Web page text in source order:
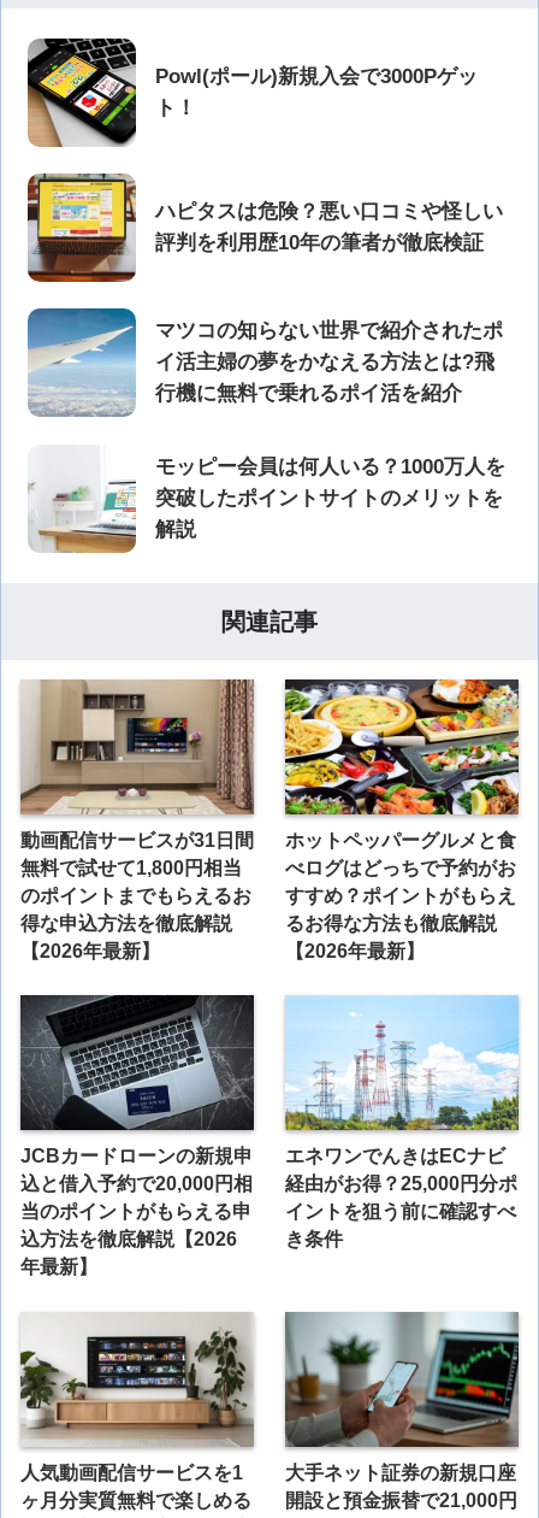
Powl(ポール)新規入会で3000Pゲッ
ト！
ハピタスは危険？悪い口コミや怪しい
評判を利用歴10年の筆者が徹底検証
マツコの知らない世界で紹介されたポ
イ活主婦の夢をかなえる方法とは?飛
行機に無料で乗れるポイ活を紹介
モッピー会員は何人いる？1000万人を
突破したポイントサイトのメリットを
解説
関連記事
動画配信サービスが31日間
無料で試せて1,800円相当
のポイントまでもらえるお
得な申込方法を徹底解説
【2026年最新】
ホットペッパーグルメと食
べログはどっちで予約がお
すすめ？ポイントがもらえ
るお得な方法も徹底解説
【2026年最新】
JCBカードローンの新規申
込と借入予約で20,000円相
当のポイントがもらえる申
込方法を徹底解説【2026
年最新】
エネワンでんきはECナビ
経由がお得？25,000円分ポ
イントを狙う前に確認すべ
き条件
人気動画配信サービスを1
ヶ月分実質無料で楽しめる
大手ネット証券の新規口座
開設と預金振替で21,000円